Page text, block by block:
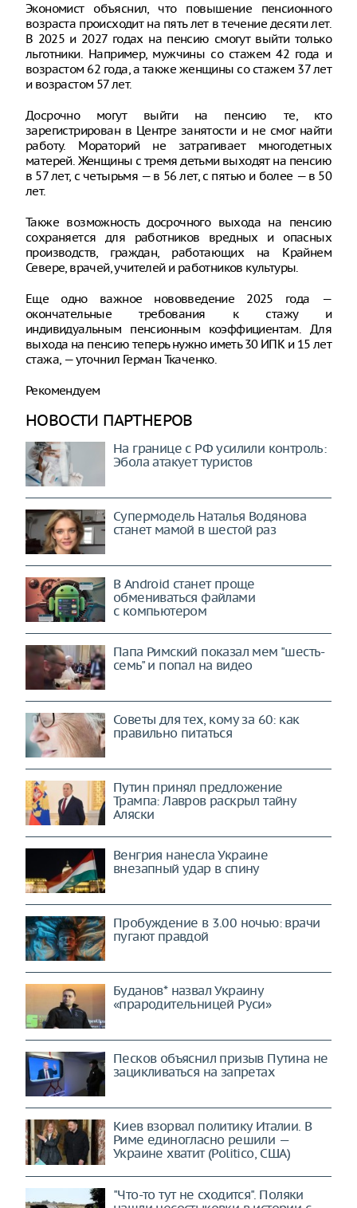
Экономист объяснил, что повышение пенсионного
возраста происходит на пять лет в течение десяти лет.
В 2025 и 2027 годах на пенсию смогут выйти только
льготники. Например, мужчины со стажем 42 года и
возрастом 62 года, а также женщины со стажем 37 лет
и возрастом 57 лет.
Досрочно могут выйти на пенсию те, кто
зарегистрирован в Центре занятости и не смог найти
работу. Мораторий не затрагивает многодетных
матерей. Женщины с тремя детьми выходят на пенсию
в 57 лет, с четырьмя — в 56 лет, с пятью и более — в 50
лет.
Также возможность досрочного выхода на пенсию
сохраняется для работников вредных и опасных
производств, граждан, работающих на Крайнем
Севере, врачей, учителей и работников культуры.
Еще одно важное нововведение 2025 года —
окончательные требования к стажу и
индивидуальным пенсионным коэффициентам. Для
выхода на пенсию теперь нужно иметь 30 ИПК и 15 лет
стажа, — уточнил Герман Ткаченко.
Рекомендуем
НОВОСТИ ПАРТНЕРОВ
На границе с РФ усилили контроль:
Эбола атакует туристов
Супермодель Наталья Водянова
станет мамой в шестой раз
В Android станет проще
обмениваться файлами
с компьютером
Папа Римский показал мем "шесть-
семь" и попал на видео
Советы для тех, кому за 60: как
правильно питаться
Путин принял предложение
Трампа: Лавров раскрыл тайну
Аляски
Венгрия нанесла Украине
внезапный удар в спину
Пробуждение в 3.00 ночью: врачи
пугают правдой
Буданов* назвал Украину
«прародительницей Руси»
Песков объяснил призыв Путина не
зацикливаться на запретах
Киев взорвал политику Италии. В
Риме единогласно решили —
Украине хватит (Politico, США)
"Что-то тут не сходится". Поляки